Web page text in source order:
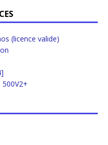
(licence valide)